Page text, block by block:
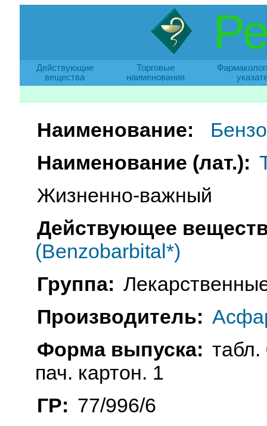
Действующие
вещества
Торговые
наименования
Наименование:
Наименование (лат.):
Жизненно-важный
Действующее
(Benzobarbital*)
Группа:
Производитель:
Форма выпуска: табл.
пач. картон. 1
ГР: 77/996/6